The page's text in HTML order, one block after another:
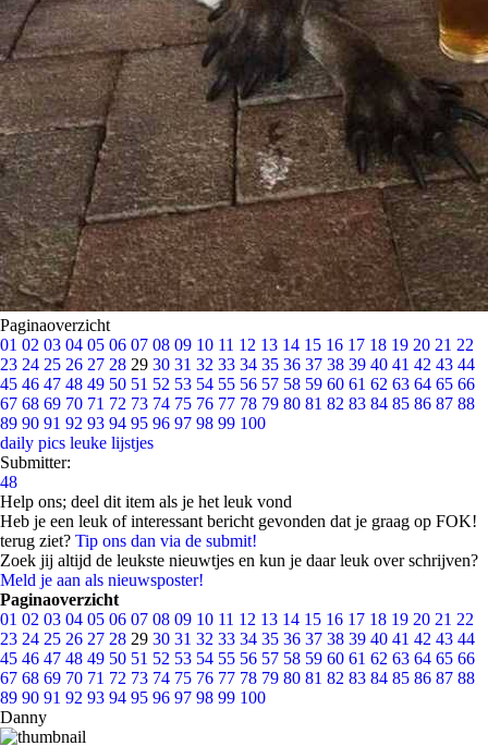
Paginaoverzicht
01 02 03 04 05 06 07 08 09 10 11 12 13 14 15 16 17 18 19 20 21 22
23 24 25 26 27 28 29 30 31 32 33 34 35 36 37 38 39 40 41 42 43 44
45 46 47 48 49 50 51 52 53 54 55 56 57 58 59 60 61 62 63 64 65 66
67 68 69 70 71 72 73 74 75 76 77 78 79 80 81 82 83 84 85 86 87 88
89 90 91 92 93 94 95 96 97 98 99 100
daily pics leuke lijstjes
Submitter:
48
Help ons; deel dit item als je het leuk vond
Heb je een leuk of interessant bericht gevonden dat je graag op FOK!
terug ziet? Tip ons dan via de submit!
Zoek jij altijd de leukste nieuwtjes en kun je daar leuk over schrijven?
Meld je aan als nieuwsposter!
Paginaoverzicht
01 02 03 04 05 06 07 08 09 10 11 12 13 14 15 16 17 18 19 20 21 22
23 24 25 26 27 28 29 30 31 32 33 34 35 36 37 38 39 40 41 42 43 44
45 46 47 48 49 50 51 52 53 54 55 56 57 58 59 60 61 62 63 64 65 66
67 68 69 70 71 72 73 74 75 76 77 78 79 80 81 82 83 84 85 86 87 88
89 90 91 92 93 94 95 96 97 98 99 100
Danny